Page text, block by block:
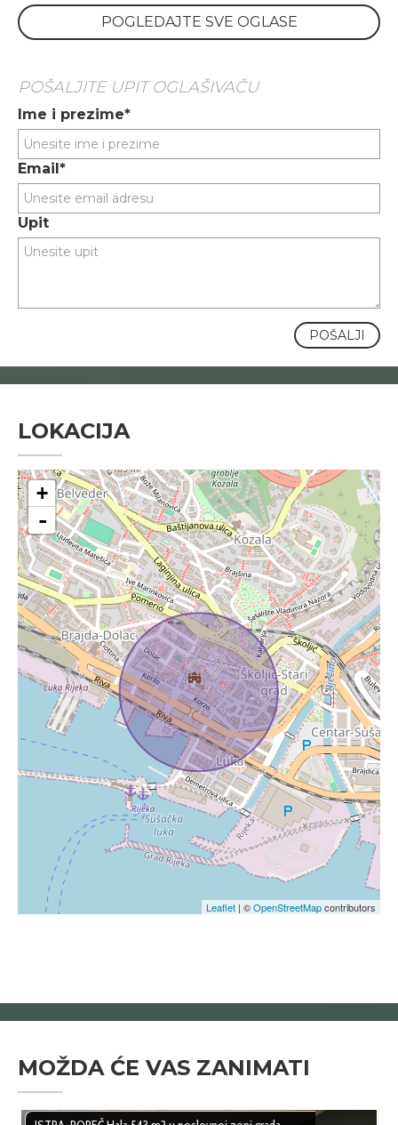
POGLEDAJTE SVE OGLASE
POŠALJITE UPIT OGLAŠIVAČU
Ime i prezime*
Email*
Upit
POŠALJI
LOKACIJA
+
-
Leaflet | ©OpenStreetMapcontributors
MOŽDA ĆE VAS ZANIMATI